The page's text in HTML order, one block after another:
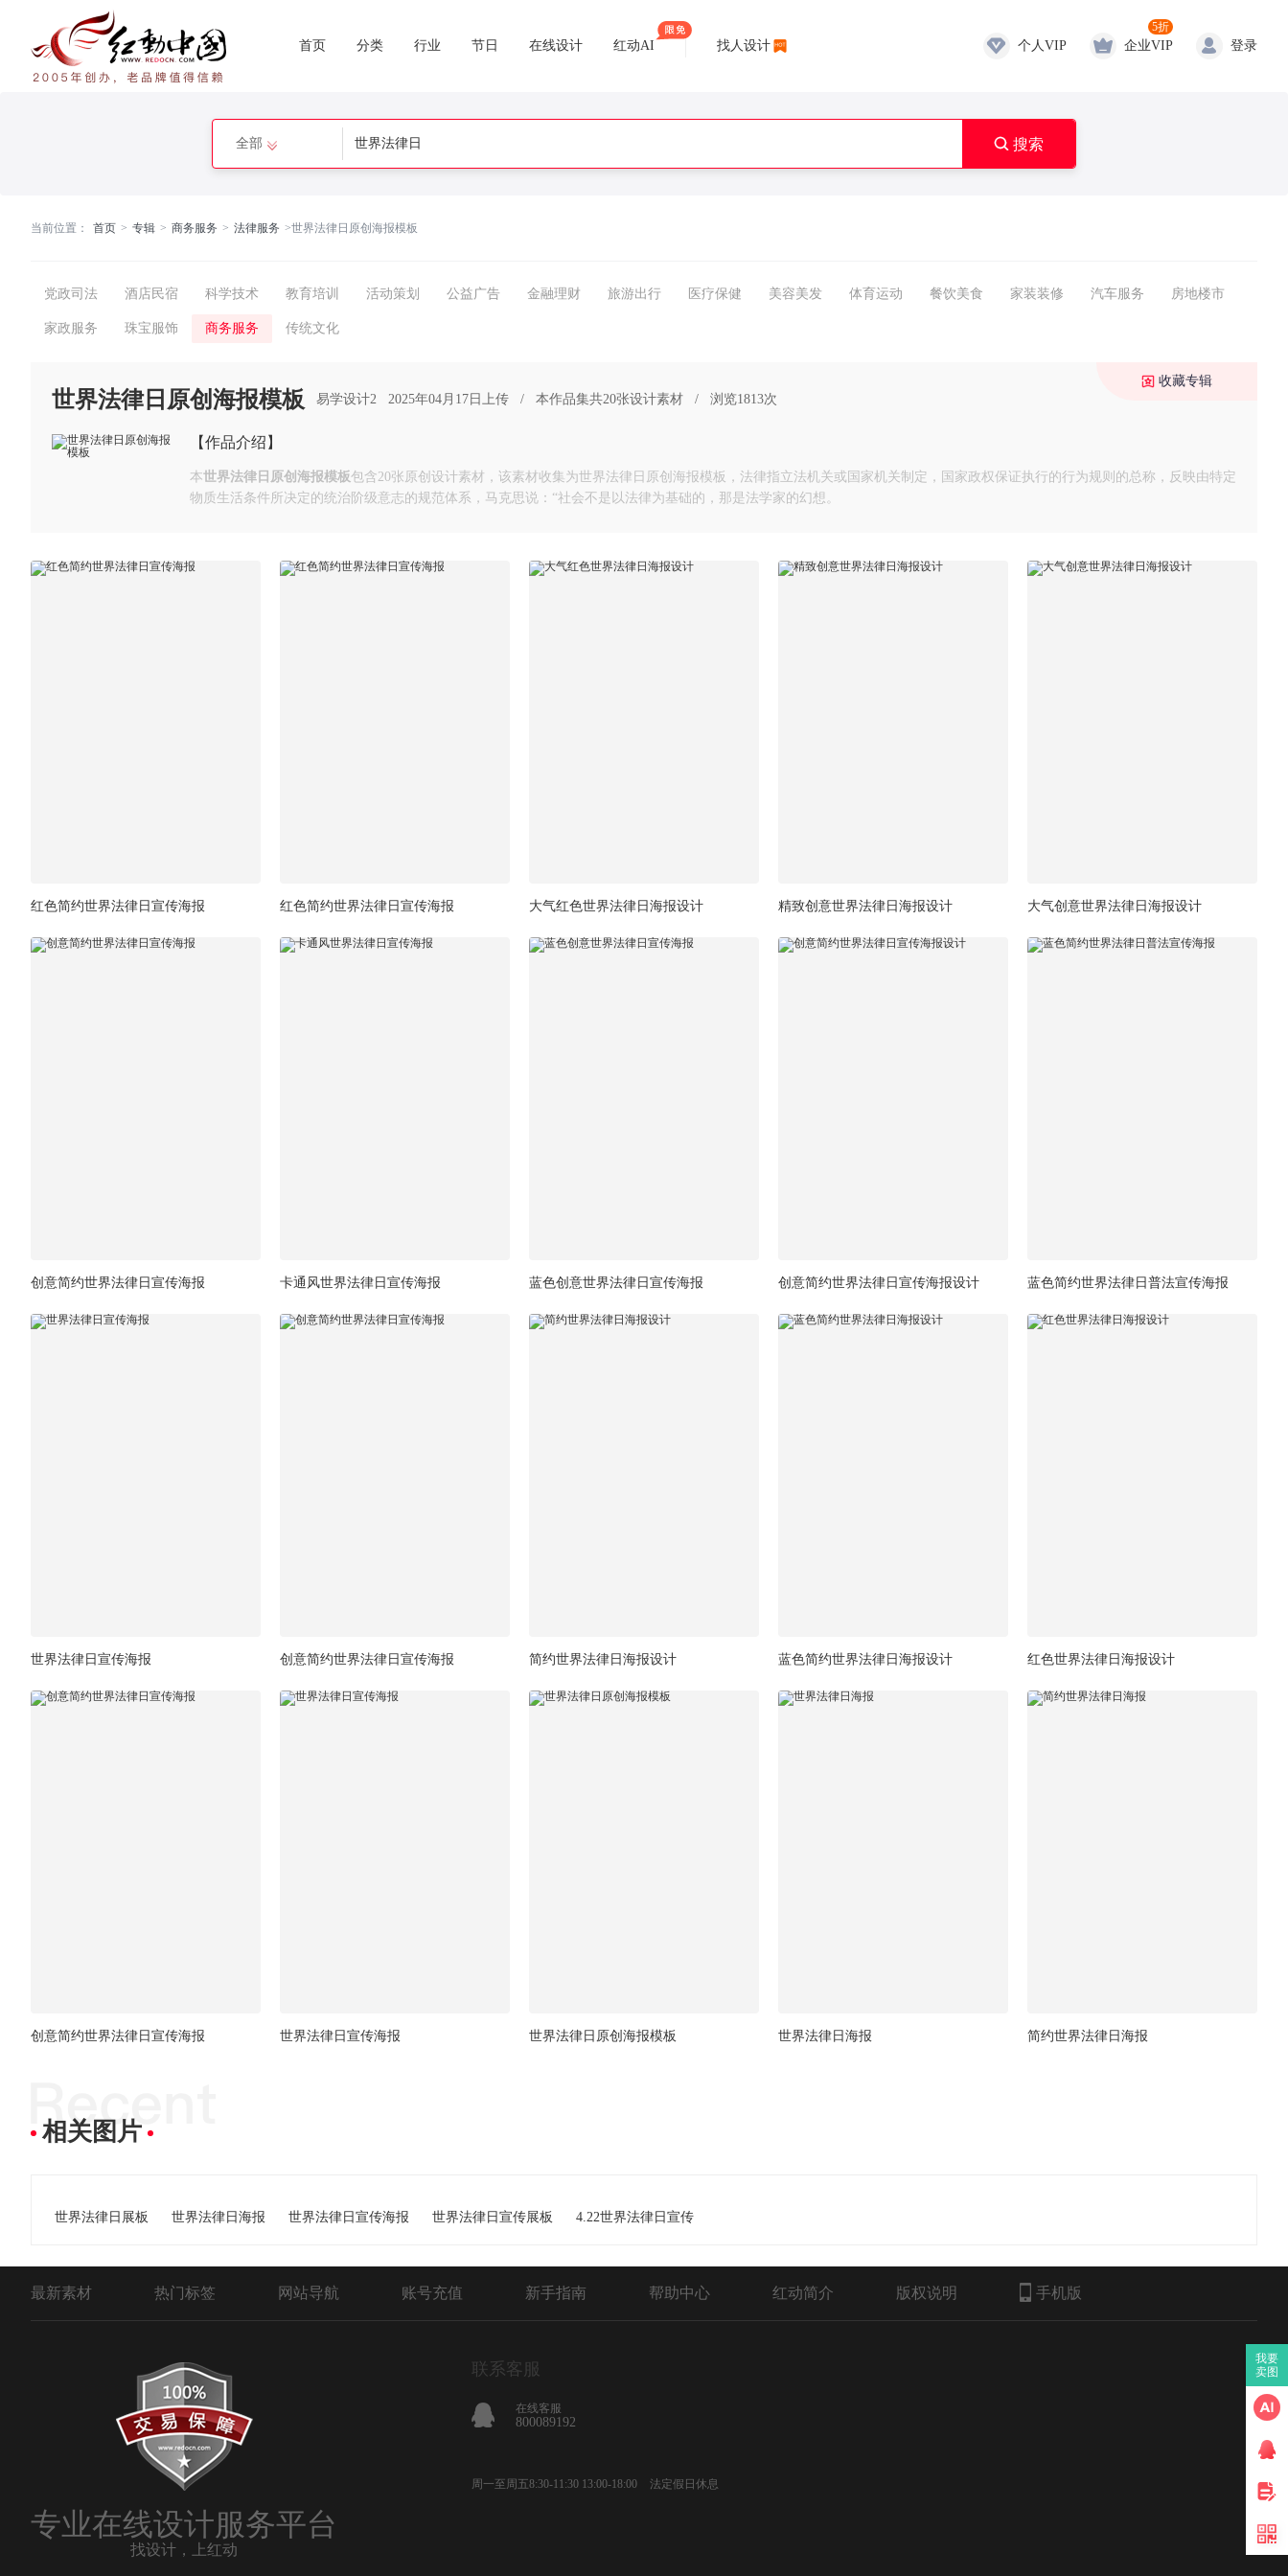
首页 分类 行业 节日 在线设计 红动AI 找人设计 个人VIP 企业VIP
5折
登录
全部  搜索
当前位置： 首页 > 专辑 > 商务服务 > 法律服务 >世界法律日原创海报模板
党政司法 酒店民宿 科学技术 教育培训 活动策划 公益广告 金融理财 旅游出行 医疗保健 美容美发 体育运动 餐饮美食 家装装修 汽车服务 房地楼市
家政服务 珠宝服饰 商务服务 传统文化
世界法律日原创海报模板 易学设计2 2025年04月17日上传 / 本作品集共20张设计素材 / 浏览1813次
【作品介绍】
本世界法律日原创海报模板包含20张原创设计素材，该素材收集为世界法律日原创海报模板，法律指立法机关或国家机关制定，国家政权保证执行的行为规则的总称，反映由特定
物质生活条件所决定的统治阶级意志的规范体系，马克思说：“社会不是以法律为基础的，那是法学家的幻想。
收藏专辑
红色简约世界法律日宣传海报 红色简约世界法律日宣传海报 大气红色世界法律日海报设计 精致创意世界法律日海报设计 大气创意世界法律日海报设计
创意简约世界法律日宣传海报 卡通风世界法律日宣传海报 蓝色创意世界法律日宣传海报 创意简约世界法律日宣传海报设计 蓝色简约世界法律日普法宣传海报
世界法律日宣传海报 创意简约世界法律日宣传海报 简约世界法律日海报设计 蓝色简约世界法律日海报设计 红色世界法律日海报设计
创意简约世界法律日宣传海报 世界法律日宣传海报 世界法律日原创海报模板 世界法律日海报 简约世界法律日海报
相关图片
世界法律日展板 世界法律日海报 世界法律日宣传海报 世界法律日宣传展板 4.22世界法律日宣传
最新素材 热门标签 网站导航 账号充值 新手指南 帮助中心 红动简介 版权说明 手机版
专业在线设计服务平台
找设计，上红动
联系客服
在线客服
800089192
周一至周五8:30-11:30 13:00-18:00 法定假日休息
我要
卖图